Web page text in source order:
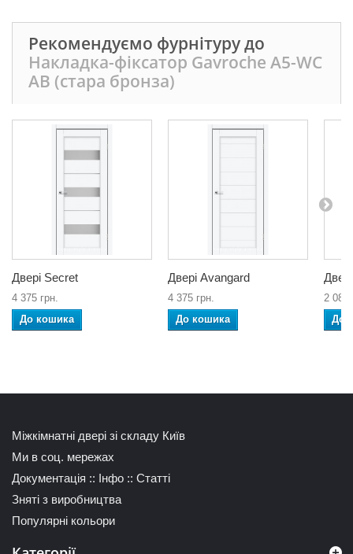
Рекомендуємо фурнітуру до
Накладка-фіксатор Gavroche А5-WC
AB (стара бронза)
Двері Secret
4 375 грн.
До кошика
Двері Avangard
4 375 грн.
До кошика
2 080
До
Міжкімнатні двері зі складу Київ
Ми в соц. мережах
Документація :: Інфо :: Статті
Зняті з виробництва
Популярні кольори